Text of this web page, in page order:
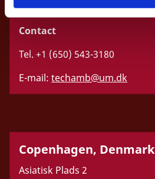
Contact
Tel. +1 (650) 543-3180
E-mail: techamb@um.dk
Copenhagen, Denmark
Asiatisk Plads 2